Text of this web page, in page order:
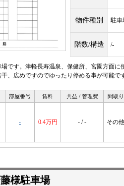
物件種別 駐車
階数/構造 /-
です。津軽長寿温泉、保健所、宮園方面
、広めですのでゆったり停める事が可能で
部屋番号 賃料 共益 / 管理費 間取り
- 0.4万円 - / - その他
様駐車場